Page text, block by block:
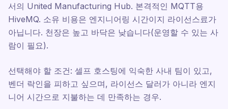
서의 United Manufacturing Hub. 본격적인 MQTT용
HiveMQ. 소유 비용은 엔지니어링 시간이지 라이선스료가
아닙니다. 천장은 높고 바닥은 낮습니다(운영할 수 있는 사
람이 필요).
선택해야 할 조건: 셀프 호스팅에 익숙한 사내 팀이 있고,
벤더 락인을 피하고 싶으며, 라이선스 달러가 아니라 엔지
니어 시간으로 지불하는 데 만족하는 경우.